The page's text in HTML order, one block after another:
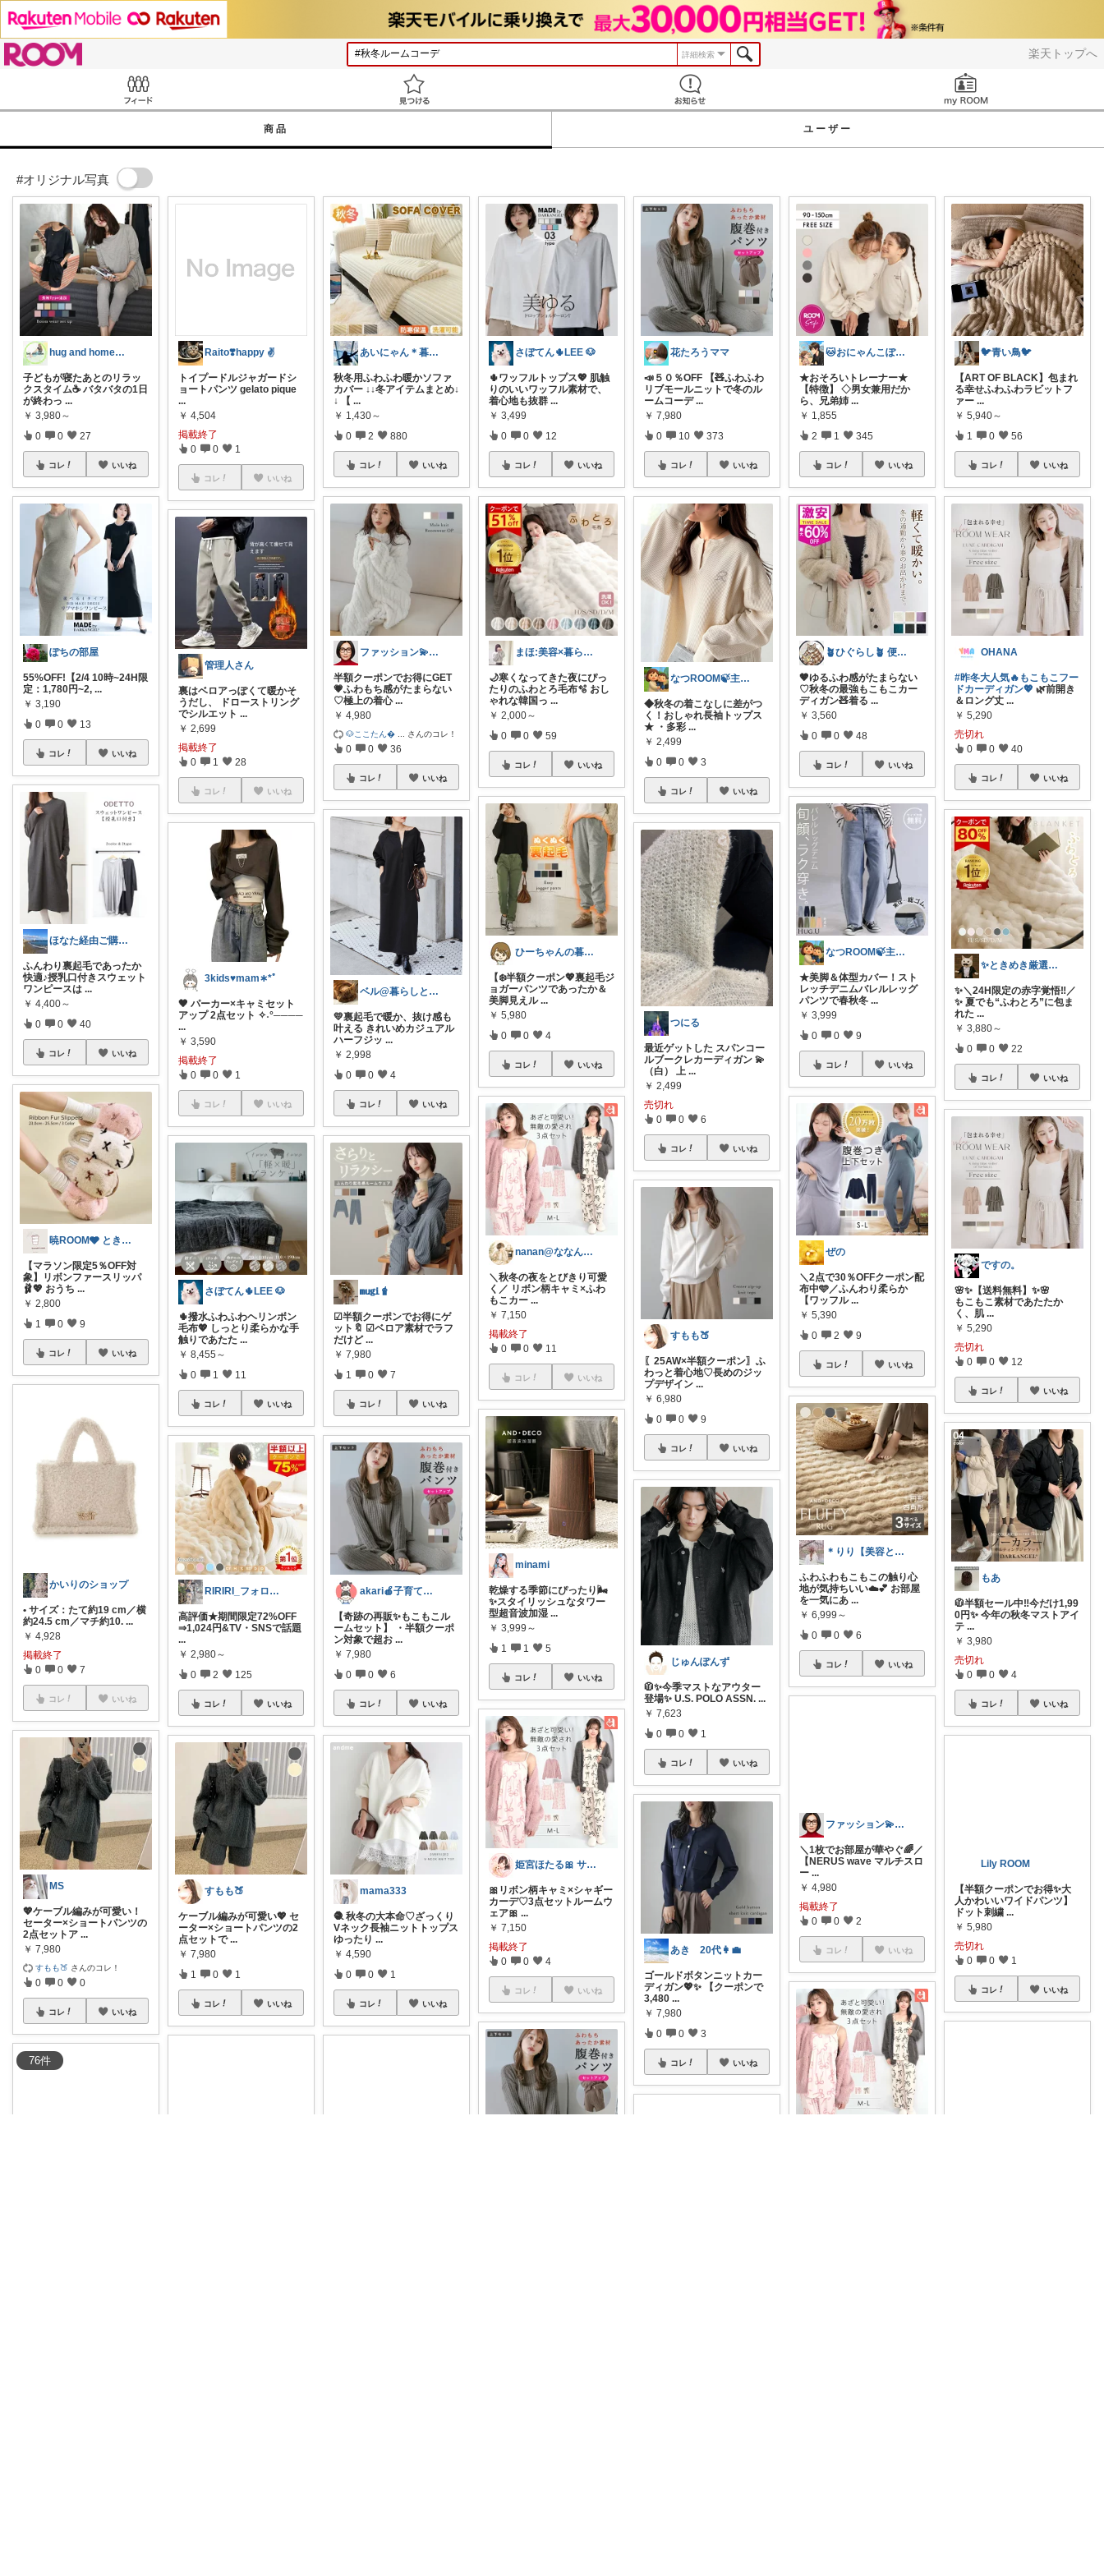
楽天トップへ
詳細検索
商品 ユーザー
#オリジナル写真
76件
hug and home小5&小2のママ
子どもが寝たあとのリラッ
クスタイム☕️ バタバタの1日
が終わっ ...
￥ 3,980～
0 0 27
コレ いいね
ぽちの部屋
55%OFF!【2/4 10時~24H限
定：1,780円~2, ...
￥ 3,190
0 0 13
コレ いいね
ほなた経由ご購入ありがとうございます☺
ふんわり裏起毛であったか
快適♪授乳口付きスウェット
ワンピースは ...
￥ 4,400～
0 0 40
コレ いいね
暁ROOM🩶 ときめく暮らしのセレクト
【マラソン限定5％OFF対
象】リボンファースリッパ
🩰💖 おうち ...
￥ 2,800
1 0 9
コレ いいね
かいりのショップ
• サイズ：たて約19 cm／横
約24.5 cm／マチ約10. ...
￥ 4,928
掲載終了
0 0 7
コレ いいね
MS
💖ケーブル編みが可愛い！
セーター×ショートパンツの
2点セットア ...
￥ 7,980
すもも🍑 さんのコレ！
0 0 0
コレ いいね
Raito❣️happy ✌️
トイプードルジャガードシ
ョートパンツ gelato pique
...
￥ 4,504
掲載終了
0 0 1
コレ いいね
管理人さん
裏はベロアっぽくて暖かそ
うだし、 ドローストリング
でシルエット ...
￥ 2,699
掲載終了
0 1 28
コレ いいね
3kids♥︎︎mam∗︎*ﾟ
🖤 パーカー×キャミセット
アップ 2点セット ✧˖°────
...
￥ 3,590
掲載終了
0 0 1
コレ いいね
さぼてん🌵LEE 🐶
🌵撥水ふわふわヘリンボン
毛布💖 しっとり柔らかな手
触りであたた ...
￥ 8,455～
0 1 11
コレ いいね
RIRIRI_フォロー感謝♡こっそり経由
高評価★期間限定72%OFF
⇒1,024円&TV・SNSで話題
...
￥ 2,980～
0 2 125
コレ いいね
すもも🍑
ケーブル編みが可愛い💖 セ
ーター×ショートパンツの2
点セットで ...
￥ 7,980
1 0 1
コレ いいね
あいにゃん＊暮らしroom
秋冬用ふわふわ暖かソファ
カバー ↓↓冬アイテムまとめ↓
↓ 【 ...
￥ 1,430～
0 2 880
コレ いいね
ファッション💫スタイリスト圭子👗
半額クーポンでお得にGET
💗ふわもち感がたまらない
♡極上の着心 ...
￥ 4,980
🐶ここたん さんのコレ！
0 0 36
コレ いいね
ベル@暮らしとファッション
💛裏起毛で暖か、抜け感も
叶える きれいめカジュアル
ハーフジッ ...
￥ 2,998
0 0 4
コレ いいね
𝐦𝐮𝐠𝐢🧋
☑︎半額クーポンでお得にゲ
ット🔖 ☑︎ベロア素材でラフ
だけど ...
￥ 7,980
1 0 7
コレ いいね
akari🍎子育て・家事・編み物✻°•
【奇跡の再販✨もこもこル
ームセット】 ・半額クーポ
ン対象で超お ...
￥ 7,980
0 0 6
コレ いいね
mama333
🧶 秋冬の大本命♡ざっくり
Vネック長袖ニットトップス
ゆったり ...
￥ 4,590
0 0 1
コレ いいね
さぼてん🌵LEE 🐶
🌵ワッフルトップス💖 肌触
りのいいワッフル素材で、
着心地も抜群 ...
￥ 3,499
0 0 12
コレ いいね
まほ:美容×暮らしセレクト💐
🌙寒くなってきた夜にぴっ
たりのふわとろ毛布🫧 おし
ゃれな韓国っ ...
￥ 2,000～
0 0 59
コレ いいね
ひーちゃんの暮らしと服ROOM🌷
【❄️半額クーポン💖裏起毛ジ
ョガーパンツであったか＆
美脚見えル ...
￥ 5,980
0 0 4
コレ いいね
nanan@ななんぶろぐ。☕️🌿‬
＼秋冬の夜をとびきり可愛
く／ リボン柄キャミ×ふわ
もこカー ...
￥ 7,150
掲載終了
0 0 11
コレ いいね
minami
乾燥する季節にぴったり🌬️
✨スタイリッシュなタワー
型超音波加湿 ...
￥ 3,999～
1 1 5
コレ いいね
姫宮ほたる🎀 サンリオ多め
🎀リボン柄キャミ×シャギー
カーデ♡3点セットルームウ
ェア🎀...
￥ 7,150
掲載終了
0 0 4
コレ いいね
花たろうママ
📣５０％OFF 【🧸ふわふわ
リブモールニットで冬のル
ームコーデ ...
￥ 7,980
0 10 373
コレ いいね
なつROOM🍃主婦目線でおススメ色々
◆秋冬の着こなしに差がつ
く！おしゃれ長袖トップス
★ ・多彩 ...
￥ 2,499
0 0 3
コレ いいね
つにる
最近ゲットした スパンコー
ルブークレカーディガン 💫
（白） 上 ...
￥ 2,499
売切れ
0 0 6
コレ いいね
すもも🍑
〖25AW×半額クーポン〗ふ
わっと着心地♡長めのジッ
プデザイン ...
￥ 6,980
0 0 9
コレ いいね
じゅんぽんず
🧥✨今季マストなアウター
登場✨ U.S. POLO ASSN. ...
￥ 7,623
0 0 1
コレ いいね
あき 20代👩‍💼
ゴールドボタンニットカー
ディガン💖✨ 【クーポンで
3,480 ...
￥ 7,980
0 0 3
コレ いいね
🐱おにゃんこぽん＊パパ・子育て・日常
★おそろいトレーナー★
【特徴】 ◇男女兼用だか
ら、兄弟姉 ...
￥ 1,855
2 1 345
コレ いいね
🪴ひぐらし🪴 便利×インテリア🍀
🤎ゆるふわ感がたまらない
♡秋冬の最強もこもこカー
ディガン🧸着る ...
￥ 3,560
0 0 48
コレ いいね
なつROOM🍃主婦目線でおススメ色々
★美脚＆体型カバー！スト
レッチデニムバレルレッグ
パンツで春秋冬 ...
￥ 3,999
0 0 9
コレ いいね
ぜの
＼2点で30％OFFクーポン配
布中🩵／ふんわり柔らか
【ワッフル ...
￥ 5,390
0 2 9
コレ いいね
＊りり【美容と暮らし旅好きROOM】
ふわふわもこもこの触り心
地が気持ちいい☁️💕 お部屋
を一気にあ ...
￥ 6,999～
0 0 6
コレ いいね
ファッション💫スタイリスト圭子👗
＼1枚でお部屋が華やぐ🌈／
【NERUS wave マルチスロ
ー ...
￥ 4,980
掲載終了
0 0
🐦️青い鳥🐦️
【ART OF BLACK】包まれ
る幸せふわふわラビットフ
ァー ...
￥ 5,940～
1 0 56
コレ いいね
OHANA
#昨冬大人気🔥もこもこフー
ドカーディガン💖 🌿前開き
＆ロング丈 ...
￥ 5,290
売切れ
0 0 40
コレ いいね
✨ときめき厳選アイテム✨ご購入感謝です。
✨＼24H限定の赤字覚悟‼️／
✨ 夏でも“ふわとろ”に包ま
れた ...
￥ 3,880～
0 0 22
コレ いいね
ですの。
🌸✨【送料無料】✨🌸
もこもこ素材であたたか
く、肌 ...
￥ 5,290
売切れ
0 0 12
コレ いいね
もあ
🧥半額セール中‼️今だけ1,99
0円✨ 今年の秋冬マストアイ
テ ...
￥ 3,980
売切れ
0 0 4
コレ いいね
Lily ROOM
【半額クーポンでお得✨大
人かわいいワイドパンツ】
ドット刺繍
￥ 5,980
売切れ
0 0